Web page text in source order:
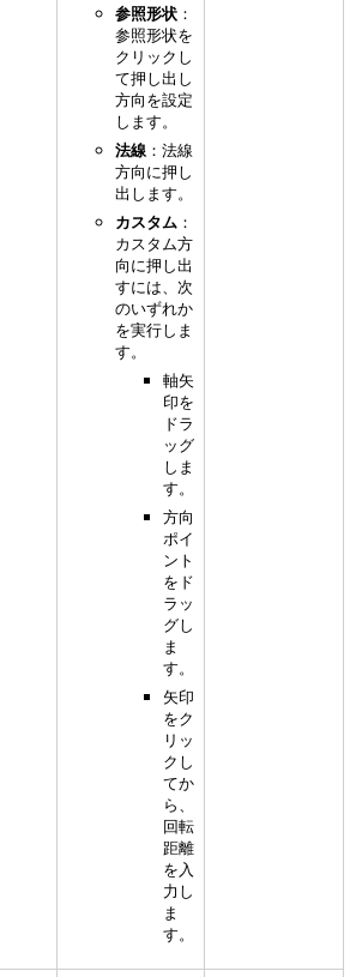
参照形状 ：
参照形状を
クリックし
て押し出し
方向を設定
します。
法線 ：法線
方向に押し
出します。
カスタム ：
カスタム方
向に押し出
すには、次
のいずれか
を実行しま
す。
軸矢
印を
ドラ
ッグ
しま
す。
方向
ポイ
ント
をド
ラッ
グし
ま
す。
矢印
をク
リッ
クし
てか
ら、
回転
距離
を入
力し
ま
す。